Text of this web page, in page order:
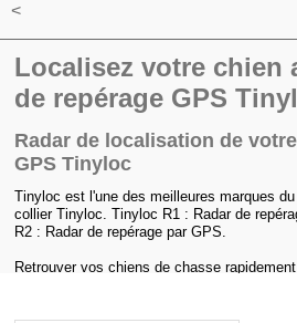
<
Localisez votre chien
de repérage GPS
Radar de localisation de
GPS Tinyloc
Tinyloc est l'une des meilleures marques
collier Tinyloc. Tinyloc R1 : Radar de
R2 : Radar de repérage par GPS.
Retrouver vos chiens de chasse